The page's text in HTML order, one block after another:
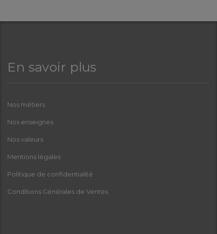
En savoir plus
Nos métiers
Nos enseignes
Nos valeurs
Mentions légales
Politique de confidentialité
Conditions Générales de Ventes